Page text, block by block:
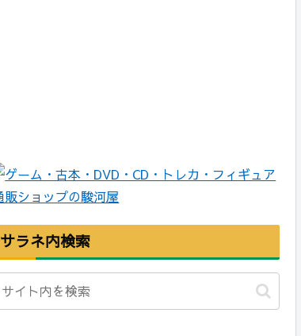
サラネ内検索